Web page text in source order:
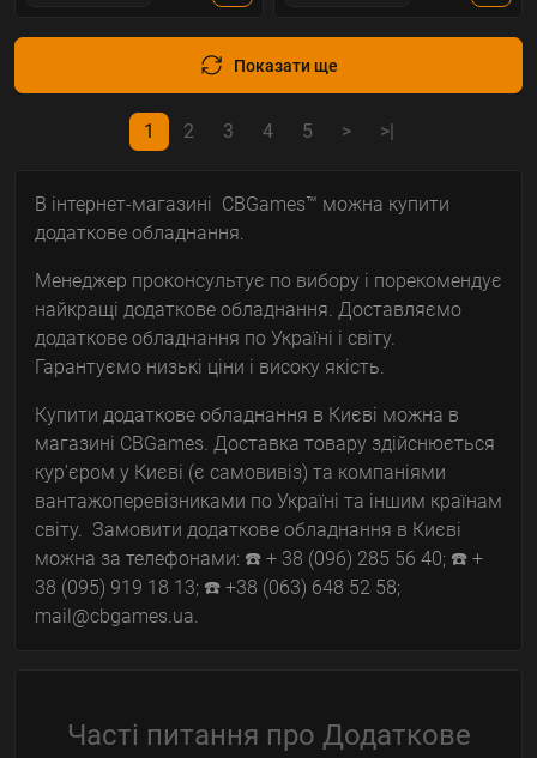
Показати ще
1 2 3 4 5 > >|
В інтернет-магазині CBGames™ можна купити
додаткове обладнання.
Менеджер проконсультує по вибору і порекомендує
найкращі додаткове обладнання. Доставляємо
додаткове обладнання по Україні і світу.
Гарантуємо низькі ціни і високу якість.
Купити додаткове обладнання в Києві можна в
магазині CBGames. Доставка товару здійснюється
кур'єром у Києві (є самовивіз) та компаніями
вантажоперевізниками по Україні та іншим країнам
світу. Замовити додаткове обладнання в Києві
можна за телефонами: ☎️ + 38 (096) 285 56 40; ☎️ +
38 (095) 919 18 13; ☎️ +38 (063) 648 52 58;
mail@cbgames.ua.
Часті питання про Додаткове